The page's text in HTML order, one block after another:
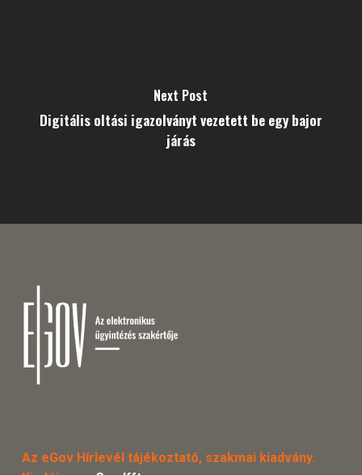
Next Post
Digitális oltási igazolványt vezetett be egy bajor
járás
Az eGov Hírlevél tájékoztató, szakmai kiadvány.